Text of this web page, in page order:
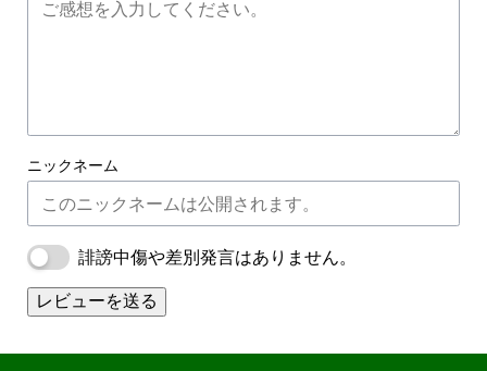
ニックネーム
誹謗中傷や差別発言はありません。
レビューを送る